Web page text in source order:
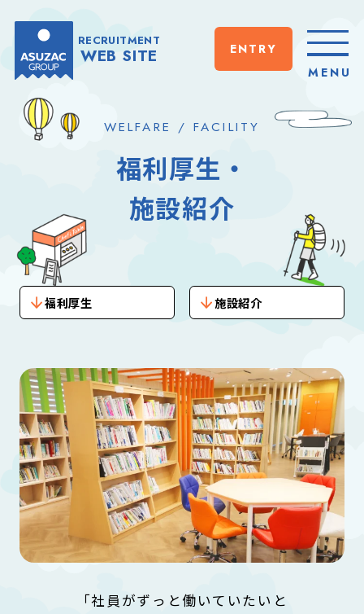
RECRUITMENT
WEB SITE
ENTRY
MENU
CLOSE
WELFARE / FACILITY
福利厚生・
施設紹介
福利厚生 施設紹介
「社員がずっと働いていたいと